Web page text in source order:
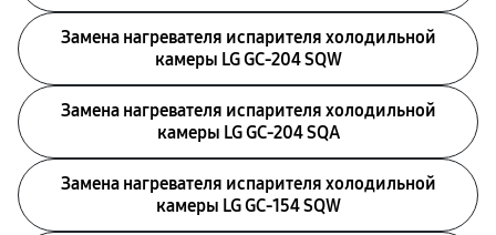
Замена нагревателя испарителя холодильной
камеры LG GC-204 SQW
Замена нагревателя испарителя холодильной
камеры LG GC-204 SQA
Замена нагревателя испарителя холодильной
камеры LG GC-154 SQW